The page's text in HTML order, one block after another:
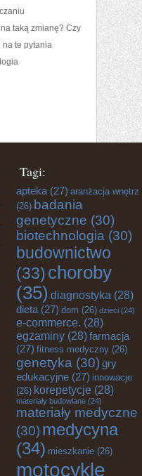
taką zmianę? Czy
na te pytania
Tagi:
apteka (27) aranżacja wnętrz
(26) badania
genetyczne (30)
biotechnologia (30)
budownictwo
(33)choroby
(35) diagnostyka (28)
dieta (27) dom (26) dzieci (24)
e-commerce. (28)
egzaminy (28)farmacja
(27) fitness medyczny (26)
genetyka (30) gry
edukacyjne (27) innowacje
(26) korepetycje (28)
materiały budowlane (24)
materiały medyczne
(30) medycyna
(34) mieszkanie (26)
motocykle